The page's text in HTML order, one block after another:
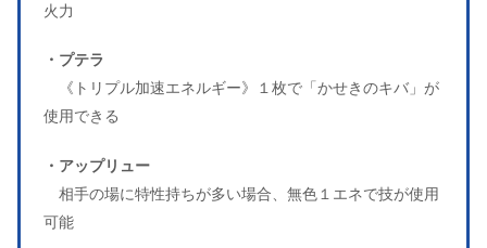
火力
・プテラ
《トリプル加速エネルギー》１枚で「かせきのキバ」が
使用できる
・アップリュー
相手の場に特性持ちが多い場合、無色１エネで技が使用
可能